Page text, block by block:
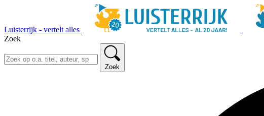
Luisterrijk - vertelt alles
Zoek
Zoek